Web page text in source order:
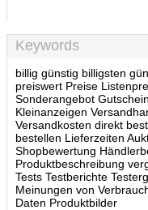
Keywords
billig günstig billigsten
preiswert Preise
Sonderangebot
Kleinanzeigen
Versandkosten direkt
bestellen Lieferzeiten
Shopbewertung
Produktbeschreibung
Tests Testberichte
Meinungen von
Daten Produktbilder